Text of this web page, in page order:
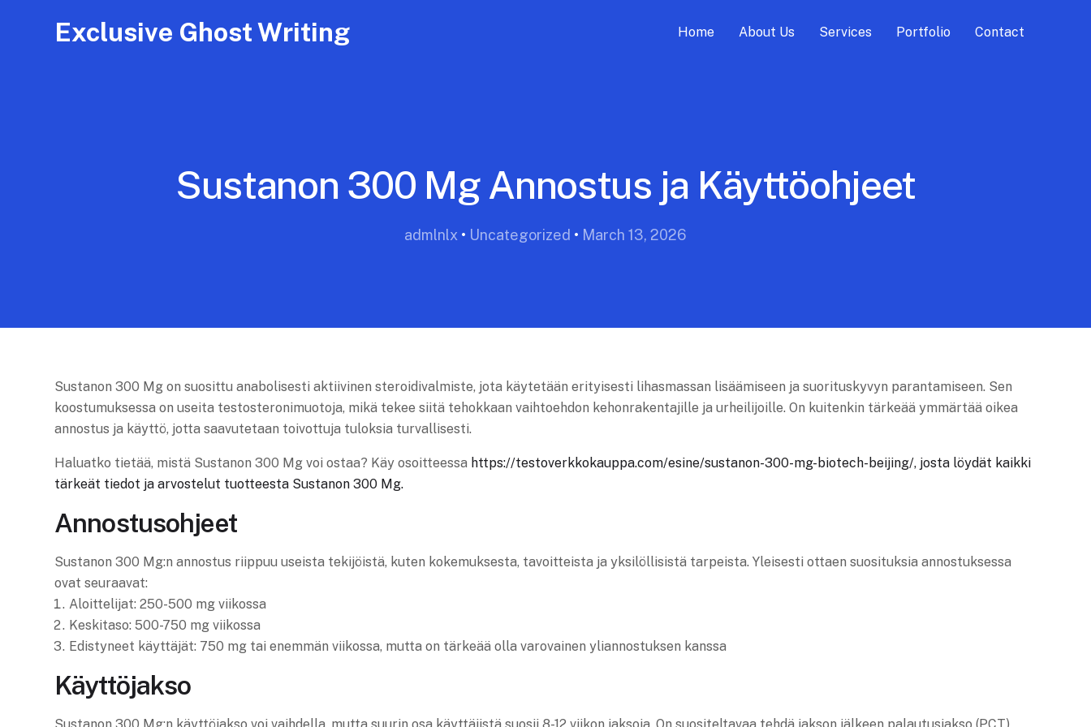
Exclusive Ghost Writing Home About Us Services Portfolio Contact
Sustanon 300 Mg Annostus ja Käyttöohjeet
admlnlx • Uncategorized • March 13, 2026
Sustanon 300 Mg on suosittu anabolisesti aktiivinen steroidivalmiste, jota käytetään erityisesti lihasmassan lisäämiseen ja suorituskyvyn parantamiseen. Sen
koostumuksessa on useita testosteronimuotoja, mikä tekee siitä tehokkaan vaihtoehdon kehonrakentajille ja urheilijoille. On kuitenkin tärkeää ymmärtää oikea
annostus ja käyttö, jotta saavutetaan toivottuja tuloksia turvallisesti.
Haluatko tietää, mistä Sustanon 300 Mg voi ostaa? Käy osoitteessa https://testoverkkokauppa.com/esine/sustanon-300-mg-biotech-beijing/, josta löydät kaikki
tärkeät tiedot ja arvostelut tuotteesta Sustanon 300 Mg.
Annostusohjeet
Sustanon 300 Mg:n annostus riippuu useista tekijöistä, kuten kokemuksesta, tavoitteista ja yksilöllisistä tarpeista. Yleisesti ottaen suosituksia annostuksessa
ovat seuraavat:
Aloittelijat: 250-500 mg viikossa
Keskitaso: 500-750 mg viikossa
Edistyneet käyttäjät: 750 mg tai enemmän viikossa, mutta on tärkeää olla varovainen yliannostuksen kanssa
Käyttöjakso